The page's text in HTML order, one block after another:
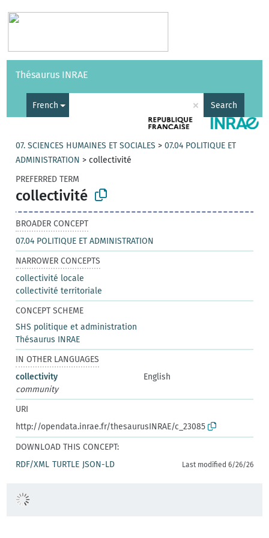
Vocabularies API
Thésaurus INRAE
French × Search
07. SCIENCES HUMAINES ET SOCIALES >07.04 POLITIQUE ET
ADMINISTRATION >collectivité
PREFERRED TERM
collectivité
BROADER CONCEPT
07.04 POLITIQUE ET ADMINISTRATION
NARROWER CONCEPTS
collectivité locale
collectivité territoriale
CONCEPT SCHEME
SHS politique et administration
Thésaurus INRAE
IN OTHER LANGUAGES
collectivity
English
community
URI
http://opendata.inrae.fr/thesaurusINRAE/c_23085
DOWNLOAD THIS CONCEPT:
RDF/XML TURTLE JSON-LD Last modified 6/26/26